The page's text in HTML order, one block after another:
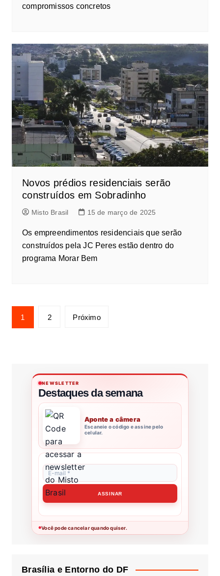
compromissos concretos
Novos prédios residenciais serão
construídos em Sobradinho
Misto Brasil 15 de março de 2025
Os empreendimentos residenciais que serão
construídos pela JC Peres estão dentro do
programa Morar Bem
1 2 Próximo
NEWSLETTER
Destaques da semana
Aponte a câmera
Escaneie o código e assine pelo
celular.
●Você pode cancelar quando quiser.
Brasília e Entorno do DF